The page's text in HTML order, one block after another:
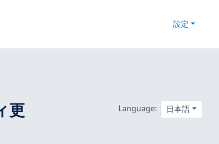
設定
更 Language: 日本語